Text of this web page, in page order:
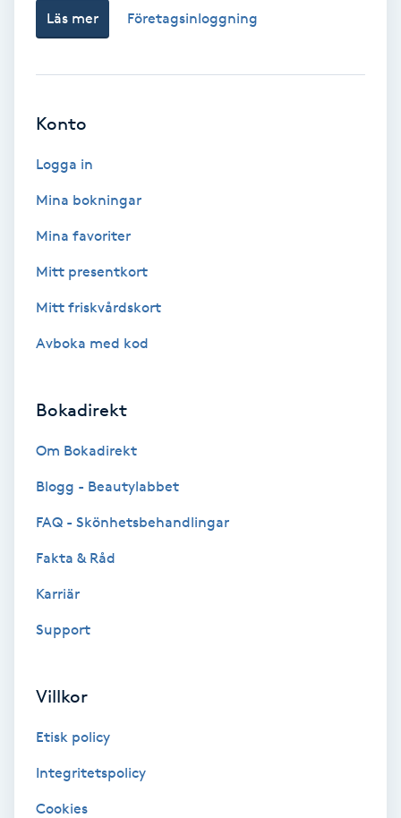
Fransförlängning Volym
Frekvensterapi
Friskvård
Frisör
Färgning
Föning
Gel naglar
Gravidmassage
Gravidyoga
Läs mer Företagsinloggning
Konto
Logga in
Mina bokningar
Mina favoriter
Mitt presentkort
Mitt friskvårdskort
Avboka med kod
Bokadirekt
Om Bokadirekt
Blogg - Beautylabbet
FAQ - Skönhetsbehandlingar
Fakta & Råd
Karriär
Support
Villkor
Etisk policy
Integritetspolicy
Cookies